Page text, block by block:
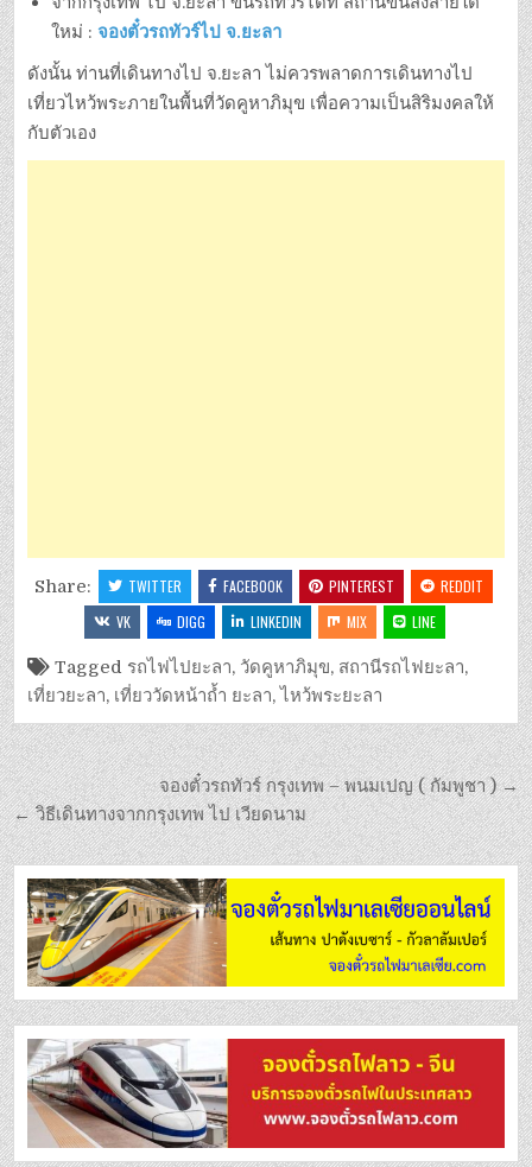
ใหม่ :จองตั๋วรถทัวร์ไป จ.ยะลา
ดังนั้น ท่านที่เดินทางไป จ.ยะลา ไม่ควรพลาดการเดินทางไป
เที่ยวไหว้พระภายในพื้นที่วัดคูหาภิมุข เพื่อความเป็นสิริมงคลให้
กับตัวเอง
Share: TWITTER FACEBOOK PINTEREST
REDDIT
VK
DIGG LINKEDIN MIX LINE
Tagged รถไฟไปยะลา, วัดคูหาภิมุข, สถานีรถไฟยะลา,
เที่ยวยะลา, เที่ยววัดหน้าถ้ำ ยะลา,ไหว้พระยะลา
จองตั๋วรถทัวร์ กรุงเทพ – พนมเปญ ( กัมพูชา ) →
← วิธีเดินทางจากกรุงเทพ ไป เวียดนาม